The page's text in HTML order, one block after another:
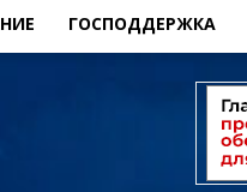
ГОСПОДДЕРЖКА